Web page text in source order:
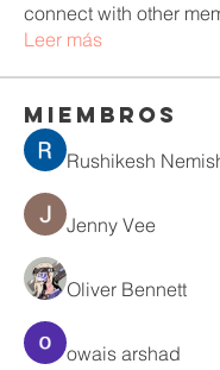
connect with other
Leer más
Miembros
Rushikesh
Jenny Vee
Oliver Bennett
owais arshad